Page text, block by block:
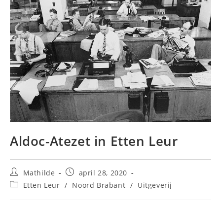
Aldoc-Atezet in Etten Leur
Bericht
auteur:
Mathilde
Bericht
gepubliceerd
op:
april 28, 2020
Berichtcategorie:
Etten Leur / Noord Brabant / Uitgeverij